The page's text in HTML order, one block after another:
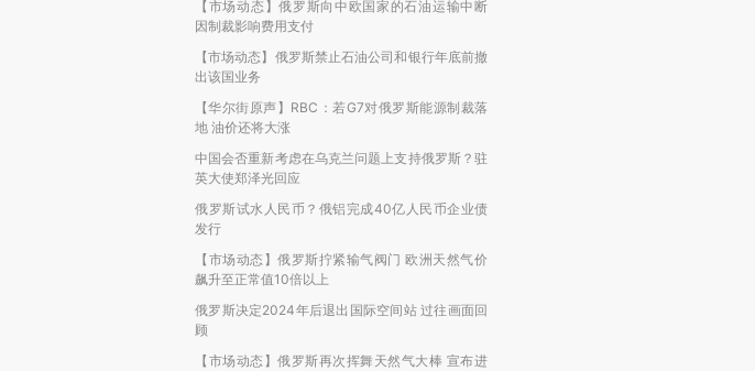
【市场动态】俄罗斯向中欧国家的石油运输中断
因制裁影响费用支付
【市场动态】俄罗斯禁止石油公司和银行年底前撤
出该国业务
【华尔街原声】RBC：若G7对俄罗斯能源制裁落
地 油价还将大涨
中国会否重新考虑在乌克兰问题上支持俄罗斯？驻
英大使郑泽光回应
俄罗斯试水人民币？俄铝完成40亿人民币企业债
发行
【市场动态】俄罗斯拧紧输气阀门 欧洲天然气价
飙升至正常值10倍以上
俄罗斯决定2024年后退出国际空间站 过往画面回
顾
【市场动态】俄罗斯再次挥舞天然气大棒 宣布进